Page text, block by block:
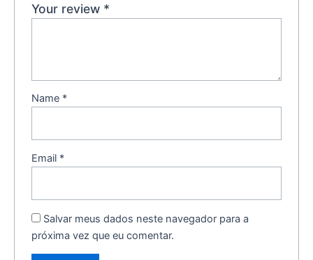
Your review *
Name *
Email *
Salvar meus dados neste navegador para a
próxima vez que eu comentar.